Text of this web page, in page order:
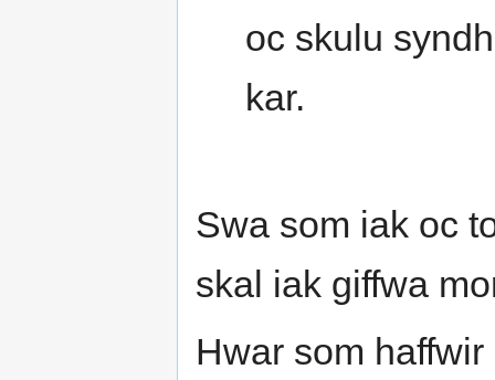
oc skulu
kar.
Swa som iak oc
skal iak giffwa
Hwar som